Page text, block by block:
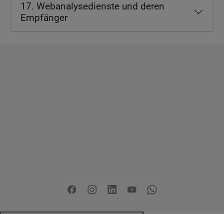
17. Webanalysedienste und deren
Empfänger
Facebook
Instagram
LinkedIn
YouTubeWhatsapp